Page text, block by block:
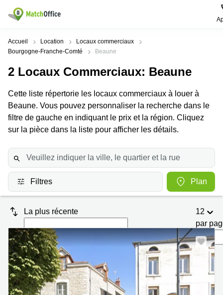
Rechercher / publier
Pages
de
Bureau
Centre
d’affaires
Coworking
Salles
de
réunion
Bureau
virtuel
Villes
Populaires
Paris
Lille
Lyon
Bordeaux
Marseille
Nantes
Toulouse
Nice
Strasbourg
Recherches
populaires
Centres
d'affaires
Paris
Location
Lille
Paris
Coworking
Coworking
Marseille
Centres
d'affaires
Toulouse
Coworking
Toulouse
Aide
Qui sommes-nous?
Publier un local
Connexion
Accueil Location
Locaux commerciaux
Bourgogne-Franche-Comté
Beaune
2 Locaux Commerciaux: Beaune
Cette liste répertorie les locaux commerciaux à louer à
Beaune. Vous pouvez personnaliser la recherche dans le
filtre de gauche en indiquant le prix et la région. Cliquez
sur la pièce dans la liste pour afficher les détails.
Filtres Plan
La plus récente
12
par